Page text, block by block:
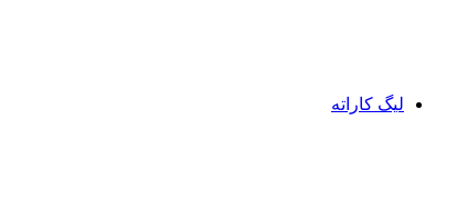
لیگ کاراته